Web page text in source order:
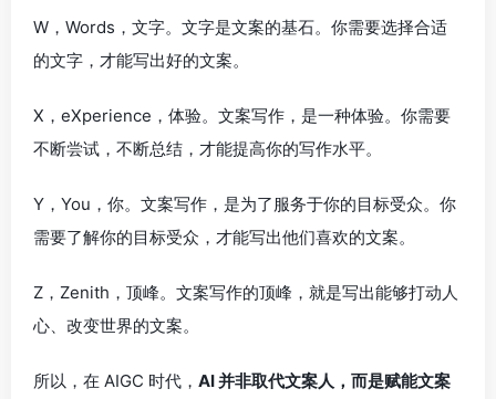
W，Words，文字。文字是文案的基石。你需要选择合适
的文字，才能写出好的文案。
X，eXperience，体验。文案写作，是一种体验。你需要
不断尝试，不断总结，才能提高你的写作水平。
Y，You，你。文案写作，是为了服务于你的目标受众。你
需要了解你的目标受众，才能写出他们喜欢的文案。
Z，Zenith，顶峰。文案写作的顶峰，就是写出能够打动人
心、改变世界的文案。
所以，在 AIGC 时代， AI 并非取代文案人，而是赋能文案